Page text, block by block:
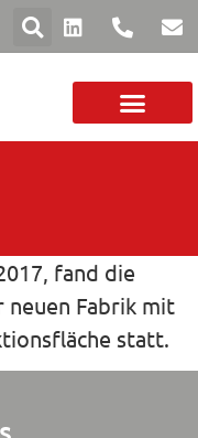
fand die
Fabrik mit
statt.